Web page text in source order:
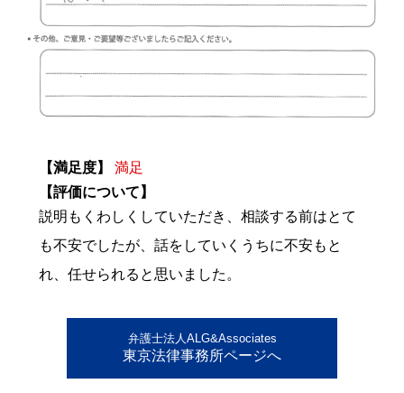
【満足度】
満足
【評価について】
説明もくわしくしていただき、相談する前はとて
も不安でしたが、話をしていくうちに不安もと
れ、任せられると思いました。
弁護士法人ALG&Associates
東京法律事務所ページへ